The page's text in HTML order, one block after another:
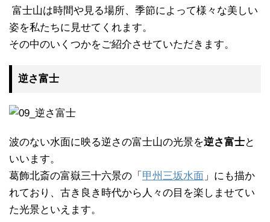
富士山は時間や見る場所、季節によって様々な美しい
姿を私たちに見せてくれます。
その中のいくつかをご紹介させていただきます。
逆さ富士
波のない水面に映る逆さの富士山の光景を逆さ富士と
いいます。
葛飾北斎の富嶽三十六景の「 甲州三坂水面 」にも描か
れており、古き良き時代から人々の目を楽しませてい
た光景といえます。